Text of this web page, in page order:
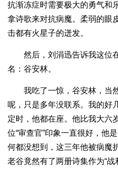
抗渐冻症时需要极大的勇气和
拿诗歌来对抗病魔。柔弱的眼
击都有火星子的迸发。
然后，刘涓迅告诉我这位
名：谷安林。
我吃了一惊，谷安林，当
呢，只是多年没联系。我的好
定时，他都在座。他比我大六
位“审查官”印象一直很好，他
何都没想到，这三年他被病魔
老谷竟然有了两册诗集作为“